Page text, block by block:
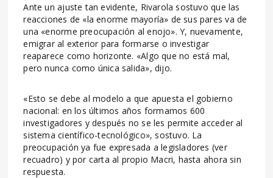
Ante un ajuste tan evidente, Rivarola sostuvo que las
reacciones de «la enorme mayoría» de sus pares va de
una «enorme preocupación al enojo». Y, nuevamente,
emigrar al exterior para formarse o investigar
reaparece como horizonte. «Algo que no está mal,
pero nunca como única salida», dijo.
«Esto se debe al modelo a que apuesta el gobierno
nacional: en los últimos años formamos 600
investigadores y después no se les permite acceder al
sistema científico-tecnológico», sostuvo. La
preocupación ya fue expresada a legisladores (ver
recuadro) y por carta al propio Macri, hasta ahora sin
respuesta.